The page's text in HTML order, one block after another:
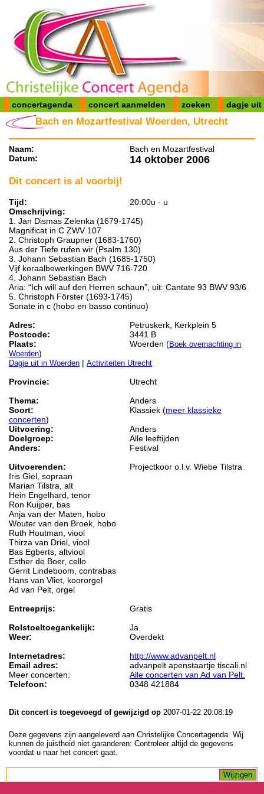
concertagenda concert aanmelden zoeken dagje uit
Bach en Mozartfestival Woerden, Utrecht
Naam:
Bach en Mozartfestival
Datum:
14 oktober 2006
Dit concert is al voorbij!
Tijd:
20:00u - u
Omschrijving:
1. Jan Dismas Zelenka (1679-1745)
Magnificat in C ZWV 107
2. Christoph Graupner (1683-1760)
Aus der Tiefe rufen wir (Psalm 130)
3. Johann Sebastian Bach (1685-1750)
Vijf koraalbewerkingen BWV 716-720
4. Johann Sebastian Bach
Aria: “Ich will auf den Herren schaun”, uit: Cantate 93 BWV 93/6
5. Christoph Förster (1693-1745)
Sonate in c (hobo en basso continuo)
Adres:
Petruskerk, Kerkplein 5
Postcode:
3441 B
Plaats:
Woerden (Boek overnachting in
Woerden)
Dagje uit in Woerden | Activiteiten Utrecht
Provincie:
Utrecht
Thema:
Anders
Soort:
Klassiek (meer klassieke
concerten)
Uitvoering:
Anders
Doelgroep:
Alle leeftijden
Anders:
Festival
Uitvoerenden:
Projectkoor o.l.v. Wiebe Tilstra
Iris Giel, sopraan
Marian Tilstra, alt
Hein Engelhard, tenor
Ron Kuijper, bas
Anja van der Maten, hobo
Wouter van den Broek, hobo
Ruth Houtman, viool
Thirza van Driel, viool
Bas Egberts, altviool
Esther de Boer, cello
Gerrit Lindeboom, contrabas
Hans van Vliet, koororgel
Ad van Pelt, orgel
Entreeprijs:
Gratis
Rolstoeltoegankelijk:
Ja
Weer:
Overdekt
Internetadres:
http://www.advanpelt.nl
Email adres:
advanpelt apenstaartje tiscali.nl
Meer concerten:
Alle concerten van Ad van Pelt.
Telefoon:
0348 421884
Dit concert is toegevoegd of gewijzigd op 2007-01-22 20:08:19
Deze gegevens zijn aangeleverd aan Christelijke Concertagenda. Wij
kunnen de juistheid niet garanderen: Controleer altijd de gegevens
voordat u naar het concert gaat.